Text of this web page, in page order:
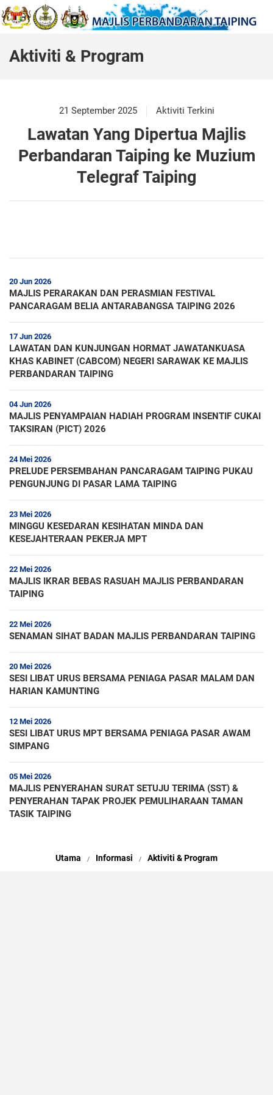
Aktiviti & Program
21 September 2025 Aktiviti Terkini
Lawatan Yang Dipertua Majlis
Perbandaran Taiping ke Muzium
Telegraf Taiping
20 Jun 2026
MAJLIS PERARAKAN DAN PERASMIAN FESTIVAL
PANCARAGAM BELIA ANTARABANGSA TAIPING 2026
17 Jun 2026
LAWATAN DAN KUNJUNGAN HORMAT JAWATANKUASA
KHAS KABINET (CABCOM) NEGERI SARAWAK KE MAJLIS
PERBANDARAN TAIPING
04 Jun 2026
MAJLIS PENYAMPAIAN HADIAH PROGRAM INSENTIF CUKAI
TAKSIRAN (PICT) 2026
24 Mei 2026
PRELUDE PERSEMBAHAN PANCARAGAM TAIPING PUKAU
PENGUNJUNG DI PASAR LAMA TAIPING
23 Mei 2026
MINGGU KESEDARAN KESIHATAN MINDA DAN
KESEJAHTERAAN PEKERJA MPT
22 Mei 2026
MAJLIS IKRAR BEBAS RASUAH MAJLIS PERBANDARAN
TAIPING
22 Mei 2026
SENAMAN SIHAT BADAN MAJLIS PERBANDARAN TAIPING
20 Mei 2026
SESI LIBAT URUS BERSAMA PENIAGA PASAR MALAM DAN
HARIAN KAMUNTING
12 Mei 2026
SESI LIBAT URUS MPT BERSAMA PENIAGA PASAR AWAM
SIMPANG
05 Mei 2026
MAJLIS PENYERAHAN SURAT SETUJU TERIMA (SST) &
PENYERAHAN TAPAK PROJEK PEMULIHARAAN TAMAN
TASIK TAIPING
Utama Informasi Aktiviti & Program